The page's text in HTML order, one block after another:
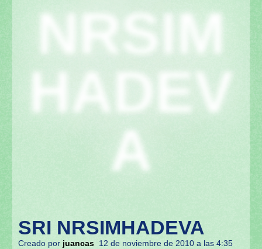
NRSIM
HADEV
A
SRI NRSIMHADEVA
Creado por juancas 12 de noviembre de 2010 a las 4:35